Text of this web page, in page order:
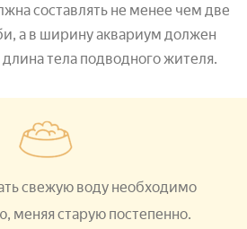
составлять не менее чем две
а в ширину аквариум должен
тела подводного жителя.
свежую воду необходимо
меняя старую постепенно.